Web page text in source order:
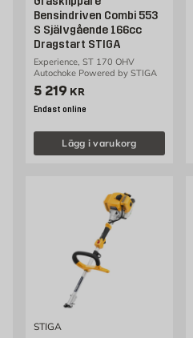
Bensindriven Combi 553
S Självgående 166cc
Dragstart STIGA
Experience, ST 170 OHV
Autochoke Powered by STIGA
Pris 5219 kr
5 219 KR
Endast online
Lägg i varukorg
STIGA